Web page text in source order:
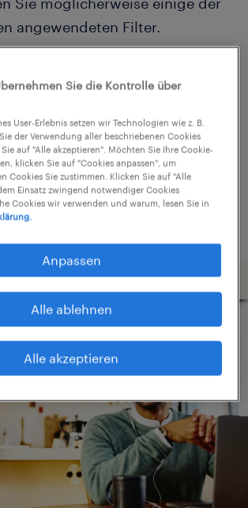
angewendeten Filter.
gesucht? Erwägen Sie, den
den Standort herum zu
die Berufsbezeichnung oder
und prüfen Sie, ob sie
wurden.
Sie die Kontrolle über
User-Erlebnis setzen wir Technologien wie z. B.
der Verwendung aller beschriebenen Cookies
auf "Alle akzeptieren". Möchten Sie Ihre Cookie-
klicken Sie auf "Cookies anpassen", um
Cookies Sie zustimmen. Klicken Sie auf "Alle
Einsatz zwingend notwendiger Cookies
Cookies wir verwenden und warum, lesen Sie in
Anpassen
Alle ablehnen
Alle akzeptieren